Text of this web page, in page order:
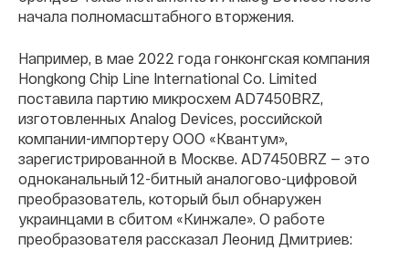
начала полномасштабного вторжения.
Например, в мае 2022 года гонконгская компания
Hongkong Chip Line International Co. Limited
поставила партию микросхем AD7450BRZ,
изготовленных Analog Devices, российской
компании-импортеру ООО «Квантум»,
зарегистрированной в Москве. AD7450BRZ — это
одноканальный 12-битный аналогово-цифровой
преобразователь, который был обнаружен
украинцами в сбитом «Кинжале». О работе
преобразователя рассказал Леонид Дмитриев: